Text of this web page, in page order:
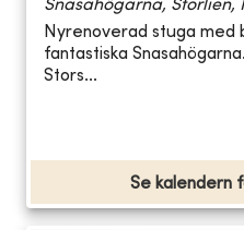
Snasahögarna, Storlien,
Nyrenoverad stuga med
fantastiska
Stors...
Se kalendern